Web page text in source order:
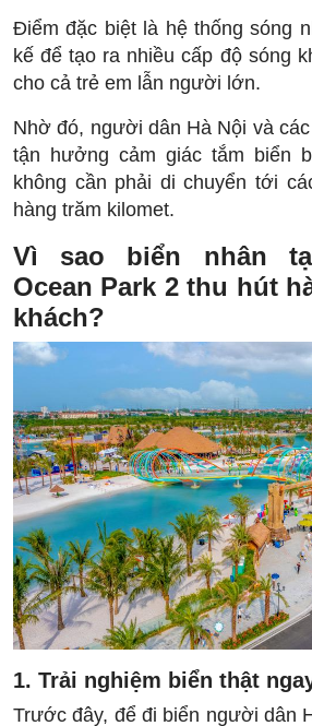
Điểm đặc biệt là hệ thống sóng
kế để tạo ra nhiều cấp độ sóng
cho cả trẻ em lẫn người lớn.
Nhờ đó, người dân Hà Nội và
tận hưởng cảm giác tắm biển
không cần phải di chuyển tới
hàng trăm kilomet.
Vì sao biển nhân
Ocean Park 2 thu hút
khách?
1. Trải nghiệm biển thật
Trước đây, để đi biển người dân